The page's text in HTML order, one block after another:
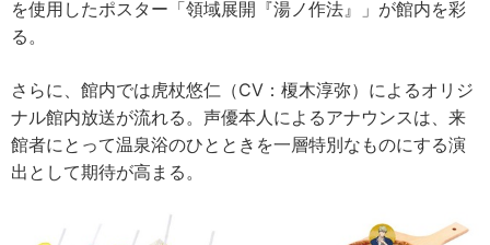
を使用したポスター「領域展開『湯ノ作法』」が館内を彩
る。
さらに、館内では虎杖悠仁（CV：榎木淳弥）によるオリジ
ナル館内放送が流れる。声優本人によるアナウンスは、来
館者にとって温泉浴のひとときを一層特別なものにする演
出として期待が高まる。